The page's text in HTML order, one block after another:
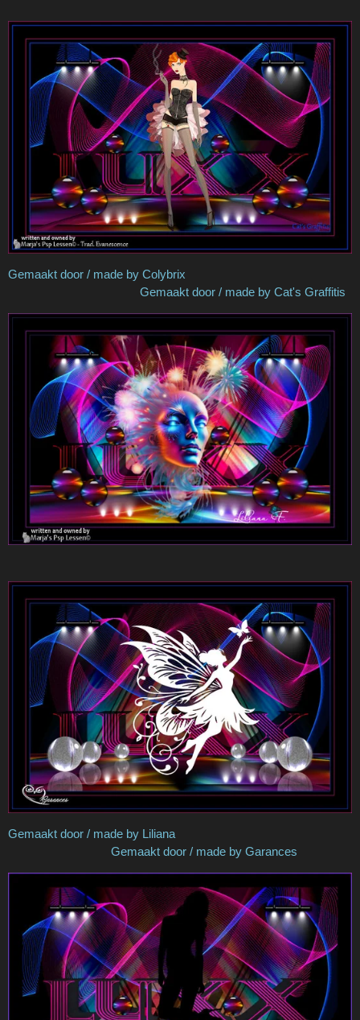
Gemaakt door / made by Colybrix
Gemaakt door / made by Cat's Graffitis
Gemaakt door / made by Liliana
Gemaakt door / made by Garances